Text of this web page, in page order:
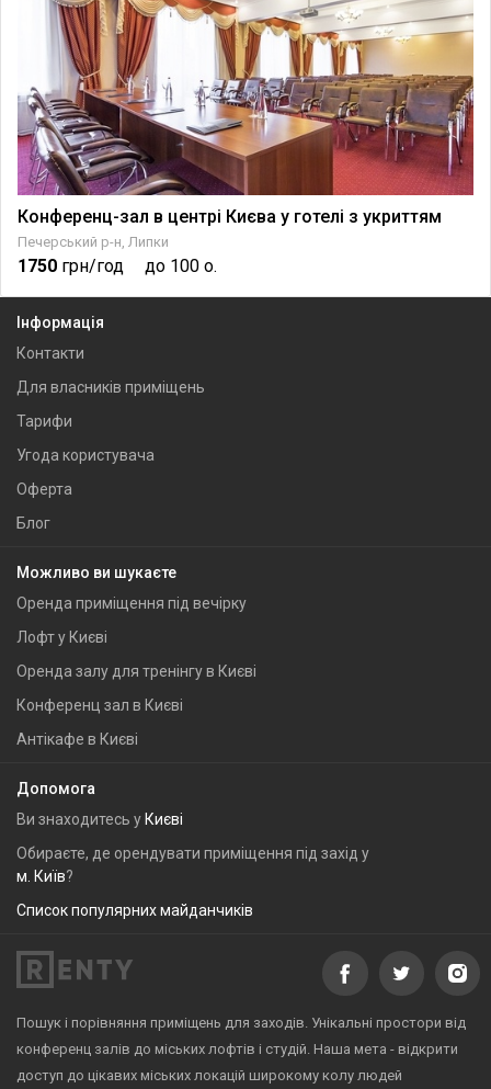
Конференц-зал в центрі Києва у готелі з укриттям
Печерський р-н, Липки
1750 грн/год до 100 о.
Інформація
Контакти
Для власників приміщень
Тарифи
Угода користувача
Оферта
Блог
Можливо ви шукаєте
Оренда приміщення під вечірку
Лофт у Києві
Оренда залу для тренінгу в Києві
Конференц зал в Києві
Антікафе в Києві
Допомога
Ви знаходитесь у Києві
Обираєте, де орендувати приміщення під захід у
м. Київ?
Список популярних майданчиків
Пошук і порівняння приміщень для заходів. Унікальні простори від
конференц залів до міських лофтів і студій. Наша мета - відкрити
доступ до цікавих міських локацій широкому колу людей